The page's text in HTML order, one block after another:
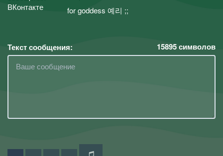
for goddess 예리 ;;
Текст сообщения: 15895символов